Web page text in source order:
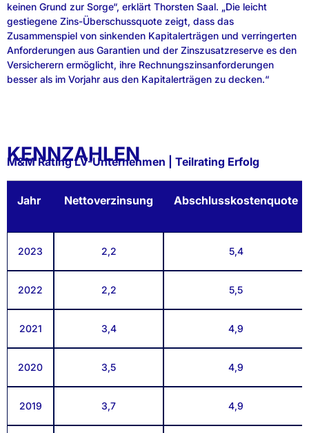
keinen Grund zur Sorge“, erklärt Thorsten Saal. „Die leicht
gestiegene Zins-Überschussquote zeigt, dass das
Zusammenspiel von sinkenden Kapitalerträgen und verringerten
Anforderungen aus Garantien und der Zinszusatzreserve es den
Versicherern ermöglicht, ihre Rechnungszinsanforderungen
besser als im Vorjahr aus den Kapitalerträgen zu decken.“
KENNZAHLEN
M&M Rating LV-Unternehmen | Teilrating Erfolg
Jahr Nettoverzinsung Abschlusskostenquote
2023 2,2 5,4
2022 2,2 5,5
2021 3,4 4,9
2020 3,5 4,9
2019 3,7 4,9